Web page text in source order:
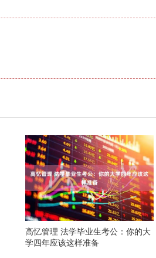
高忆管理 法学毕业生考公：你的大
学四年应该这样准备